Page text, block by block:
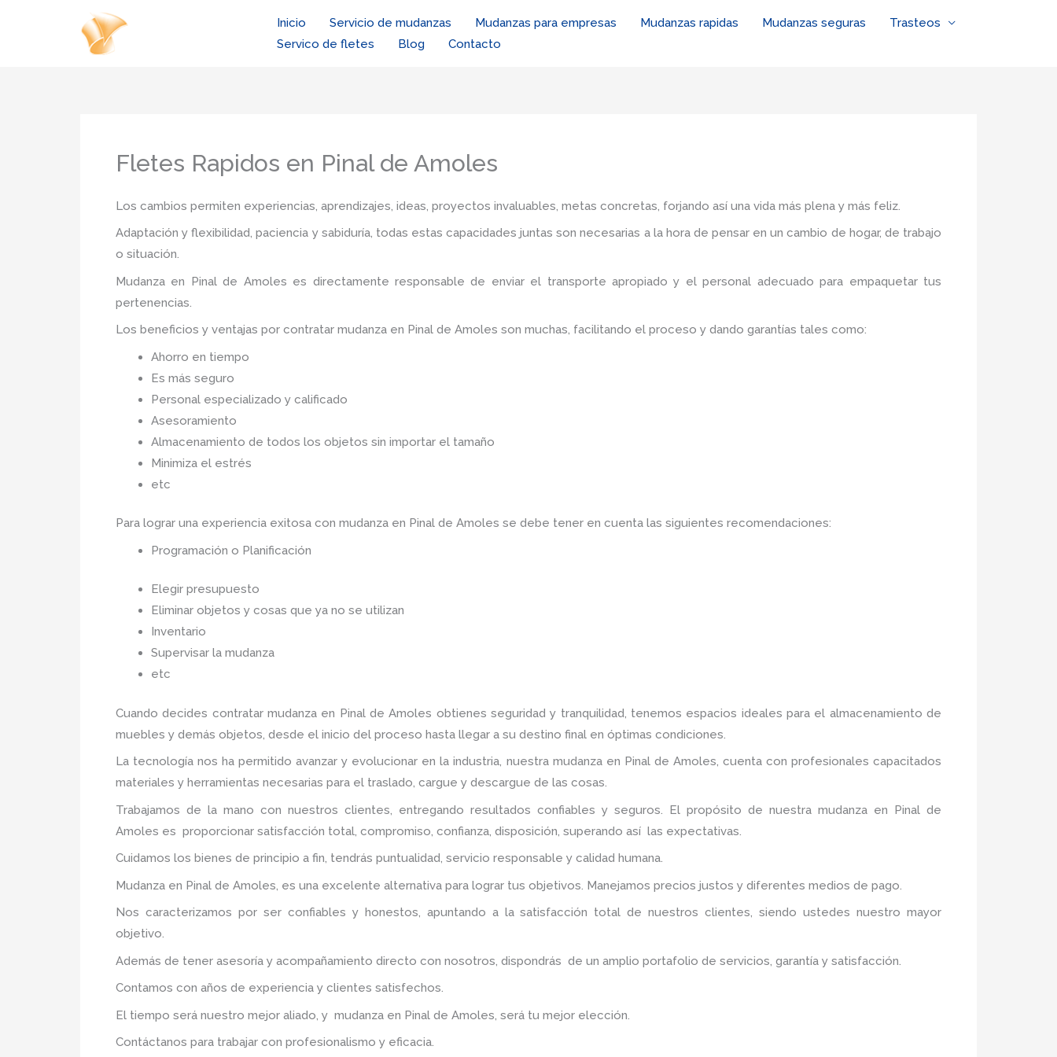
Inicio Servicio de mudanzas Mudanzas para empresas Mudanzas rapidas Mudanzas seguras
Trasteos
Servico de fletes
Blog Contacto
Fletes Rapidos en Pinal de Amoles
Los cambios permiten experiencias, aprendizajes, ideas, proyectos invaluables, metas concretas, forjando así una vida más plena y más feliz.
Adaptación y flexibilidad, paciencia y sabiduría, todas estas capacidades juntas son necesarias a la hora de pensar en un cambio de hogar, de trabajo
o situación.
Mudanza en Pinal de Amoles es directamente responsable de enviar el transporte apropiado y el personal adecuado para empaquetar tus
pertenencias.
Los beneficios y ventajas por contratar mudanza en Pinal de Amoles son muchas, facilitando el proceso y dando garantías tales como:
Ahorro en tiempo
Es más seguro
Personal especializado y calificado
Asesoramiento
Almacenamiento de todos los objetos sin importar el tamaño
Minimiza el estrés
etc
Para lograr una experiencia exitosa con mudanza en Pinal de Amoles se debe tener en cuenta las siguientes recomendaciones:
Programación o Planificación
Elegir presupuesto
Eliminar objetos y cosas que ya no se utilizan
Inventario
Supervisar la mudanza
etc
Cuando decides contratar mudanza en Pinal de Amoles obtienes seguridad y tranquilidad, tenemos espacios ideales para el almacenamiento de
muebles y demás objetos, desde el inicio del proceso hasta llegar a su destino final en óptimas condiciones.
La tecnología nos ha permitido avanzar y evolucionar en la industria, nuestra mudanza en Pinal de Amoles, cuenta con profesionales capacitados
materiales y herramientas necesarias para el traslado, cargue y descargue de las cosas.
Trabajamos de la mano con nuestros clientes, entregando resultados confiables y seguros. El propósito de nuestra mudanza en Pinal de
Amoles es proporcionar satisfacción total, compromiso, confianza, disposición, superando así las expectativas.
Cuidamos los bienes de principio a fin, tendrás puntualidad, servicio responsable y calidad humana.
Mudanza en Pinal de Amoles, es una excelente alternativa para lograr tus objetivos. Manejamos precios justos y diferentes medios de pago.
Nos caracterizamos por ser confiables y honestos, apuntando a la satisfacción total de nuestros clientes, siendo ustedes nuestro mayor
objetivo.
Además de tener asesoría y acompañamiento directo con nosotros, dispondrás de un amplio portafolio de servicios, garantía y satisfacción.
Contamos con años de experiencia y clientes satisfechos.
El tiempo será nuestro mejor aliado, y mudanza en Pinal de Amoles , será tu mejor elección.
Contáctanos para trabajar con profesionalismo y eficacia.